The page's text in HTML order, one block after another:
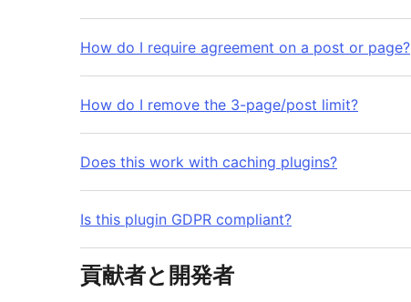
How do I require agreement on a post or page?
How do I remove the 3-page/post limit?
Does this work with caching plugins?
Is this plugin GDPR compliant?
貢献者と開発者